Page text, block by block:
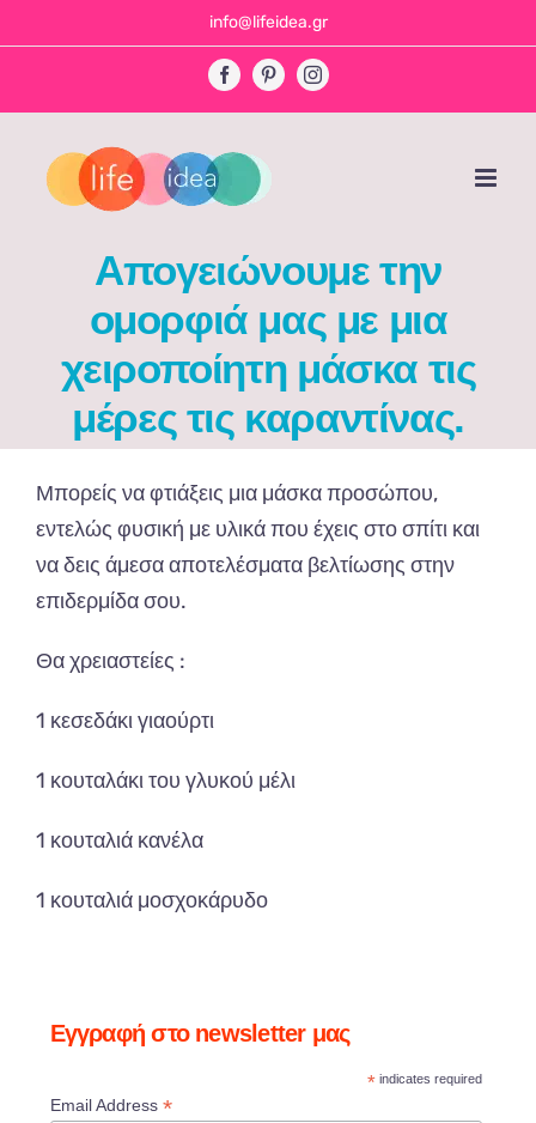
to
info@lifeidea.gr
FacebookPinterestInstagram
Απογειώνουμε την
ομορφιά μας με μια
χειροποίητη μάσκα τις
μέρες τις καραντίνας.
Μπορείς ναφτιάξεις μια μάσκα προσώπου,
εντελώς φυσική με υλικάπου έχεις στοσπίτι και
ναδεις άμεσα αποτελέσματα βελτίωσης στην
επιδερμίδασου.
Θαχρειαστείες :
1 κεσεδάκιγιαούρτι
1 κουταλάκι του γλυκού μέλι
1 κουταλιά κανέλα
1 κουταλιά μοσχοκάρυδο
Εγγραφή στο newsletter μας
*indicates required
Email Address *